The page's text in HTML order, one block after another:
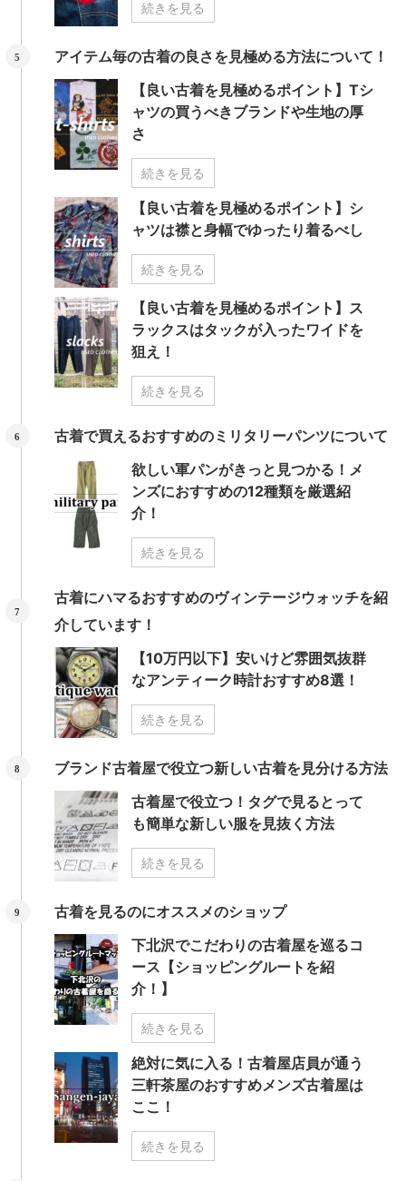
続きを見る
アイテム毎の古着の良さを見極める方法について！
【良い古着を見極めるポイント】Tシ
ャツの買うべきブランドや生地の厚
さ
続きを見る
【良い古着を見極めるポイント】シ
ャツは襟と身幅でゆったり着るべし
続きを見る
【良い古着を見極めるポイント】ス
ラックスはタックが入ったワイドを
狙え！
続きを見る
古着で買えるおすすめのミリタリーパンツについて
欲しい軍パンがきっと見つかる！メ
ンズにおすすめの12種類を厳選紹
介！
続きを見る
古着にハマるおすすめのヴィンテージウォッチを紹
介しています！
【10万円以下】安いけど雰囲気抜群
なアンティーク時計おすすめ8選！
続きを見る
ブランド古着屋で役立つ新しい古着を見分ける方法
古着屋で役立つ！タグで見るとって
も簡単な新しい服を見抜く方法
続きを見る
古着を見るのにオススメのショップ
下北沢でこだわりの古着屋を巡るコ
ース【ショッピングルートを紹
介！】
続きを見る
絶対に気に入る！古着屋店員が通う
三軒茶屋のおすすめメンズ古着屋は
ここ！
続きを見る